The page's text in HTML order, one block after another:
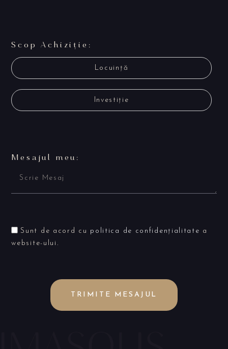
Scop Achiziție:
Locuință
Investiție
Mesajul meu:
Sunt de acord cu politica de confidențialitate a
website-ului.
TRIMITE MESAJUL